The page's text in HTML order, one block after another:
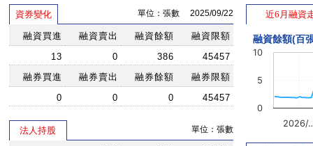
資券變化 單位：張數 2025/09/22
融資買進 融資賣出 融資餘額
融資限額
13
0 386
45457
融券買進
融券賣出 融券餘額
融券限額
0
0 0 45457
法人持股 單位：張數
近6月融資
融資餘額(百
2026/
0
5
10